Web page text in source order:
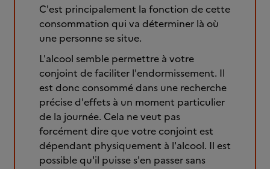
C'est principalement la fonction de cette
consommation qui va déterminer là où
une personne se situe.
L'alcool semble permettre à votre
conjoint de faciliter l'endormissement. Il
est donc consommé dans une recherche
précise d'effets à un moment particulier
de la journée. Cela ne veut pas
forcément dire que votre conjoint est
dépendant physiquement à l'alcool. Il est
possible qu'il puisse s'en passer sans